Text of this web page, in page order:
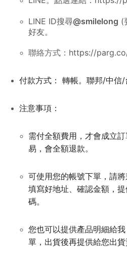
LINE ID搜尋@smilelong (
好友。
聯絡方式： https://
付款方式： 轉帳。聯邦/中信/
注意事項：
需付全額費用，才會成立
易，會全額退款。
可使用您的帳號下單，請將
填寫好地址、確認金額，
碼。
您也可以提供產品明細給
單，出貨後再提供給您出